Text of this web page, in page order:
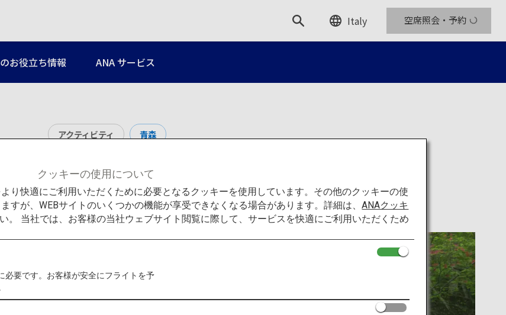
Italy 空席照会・予約
お役立ち情報 ANA サービス
アクティビティ 青森
瀬渓流・十和田湖
クッキーの使用について
り快適にご利用いただくために必要となるクッキーを使用しています。その他のクッキーの使
すが、WEBサイトのいくつかの機能が享受できなくなる場合があります。詳細は、ANAクッキ
。 当社では、お客様の当社ウェブサイト閲覧に際して、サービスを快適にご利用いただくため
必要です。お客様が安全にフライトを予